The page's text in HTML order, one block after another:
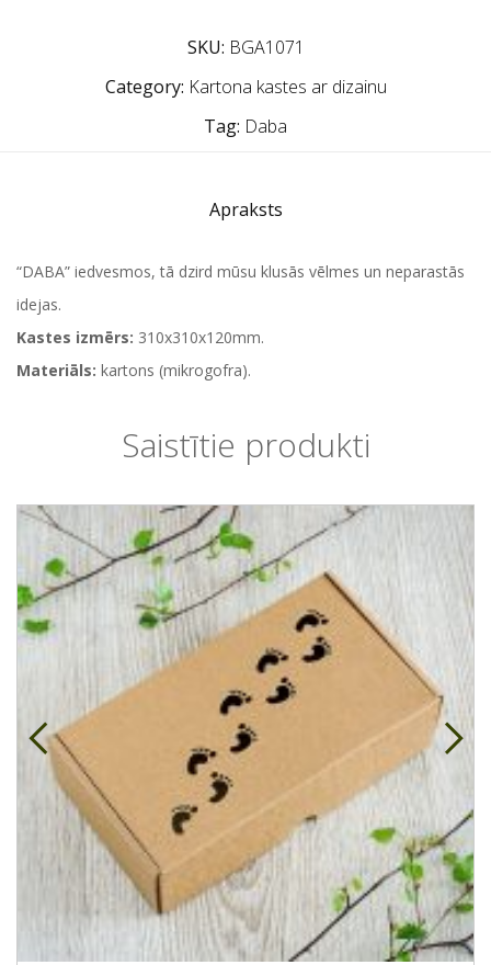
SKU: BGA1071
Category: Kartona kastes ar dizainu
Tag: Daba
Apraksts
“DABA” iedvesmos, tā dzird mūsu klusās vēlmes un neparastās
idejas.
Kastes izmērs: 310x310x120mm.
Materiāls: kartons (mikrogofra).
Saistītie produkti